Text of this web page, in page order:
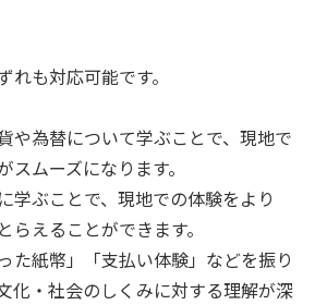
も対応可能です。
や為替について学ぶことで、現地で
ムーズになります。
ことで、現地での体験をより
らえることができます。
た紙幣」「支払い体験」などを振り
化・社会のしくみに対する理解が深